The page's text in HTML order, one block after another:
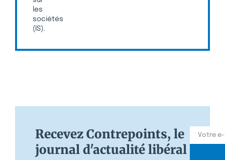
les
sociétés
(IS).
Recevez Contrepoints, le
journal d'actualité libéral